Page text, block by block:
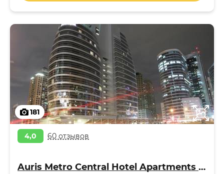
181
4,0 60 отзывов
Auris Metro Central Hotel Apartments 4*